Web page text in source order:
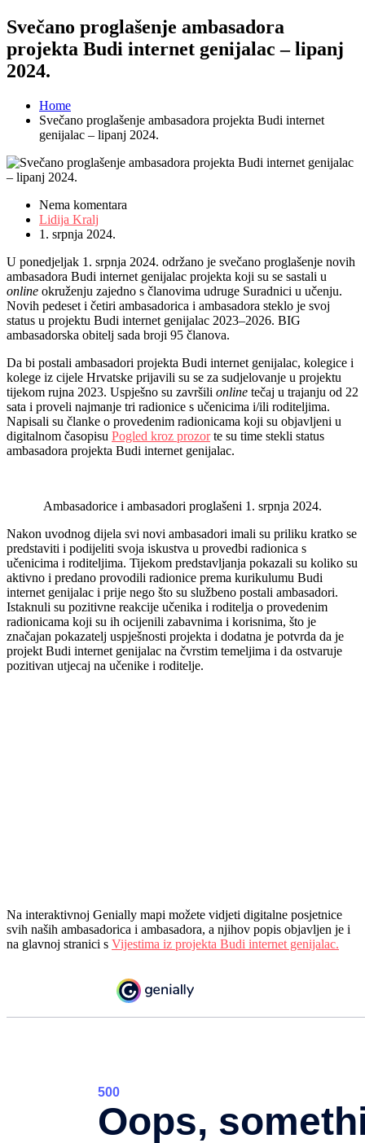
Svečano proglašenje ambasadora
projekta Budi internet genijalac – lipanj
2024.
Home
Svečano proglašenje ambasadora projekta Budi internet
genijalac – lipanj 2024.
Nema komentara
Lidija Kralj
1. srpnja 2024.
U ponedjeljak 1. srpnja 2024. održano je svečano proglašenje novih
ambasadora Budi internet genijalac projekta koji su se sastali u
online okruženju zajedno s članovima udruge Suradnici u učenju.
Novih pedeset i četiri ambasadorica i ambasadora steklo je svoj
status u projektu Budi internet genijalac 2023–2026. BIG
ambasadorska obitelj sada broji 95 članova.
Da bi postali ambasadori projekta Budi internet genijalac, kolegice i
kolege iz cijele Hrvatske prijavili su se za sudjelovanje u projektu
tijekom rujna 2023. Uspješno su završili online tečaj u trajanju od 22
sata i proveli najmanje tri radionice s učenicima i/ili roditeljima.
Napisali su članke o provedenim radionicama koji su objavljeni u
digitalnom časopisu Pogled kroz prozorte su time stekli status
ambasadora projekta Budi internet genijalac.
Ambasadorice i ambasadori proglašeni 1. srpnja 2024.
Nakon uvodnog dijela svi novi ambasadori imali su priliku kratko se
predstaviti i podijeliti svoja iskustva u provedbi radionica s
učenicima i roditeljima. Tijekom predstavljanja pokazali su koliko su
aktivno i predano provodili radionice prema kurikulumu Budi
internet genijalac i prije nego što su službeno postali ambasadori.
Istaknuli su pozitivne reakcije učenika i roditelja o provedenim
radionicama koji su ih ocijenili zabavnima i korisnima, što je
značajan pokazatelj uspješnosti projekta i dodatna je potvrda da je
projekt Budi internet genijalac na čvrstim temeljima i da ostvaruje
pozitivan utjecaj na učenike i roditelje.
Na interaktivnoj Genially mapi možete vidjeti digitalne posjetnice
svih naših ambasadorica i ambasadora, a njihov popis objavljen je i
na glavnoj stranici s Vijestima iz projekta Budi internet genijalac.